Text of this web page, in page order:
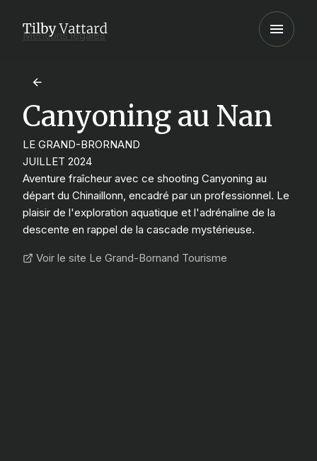
Mentions légales
Canyoning au Nan
LE GRAND-BRORNAND
JUILLET 2024
Aventure fraîcheur avec ce shooting Canyoning au
départ du Chinaillonn, encadré par un professionnel. Le
plaisir de l'exploration aquatique et l'adrénaline de la
descente en rappel de la cascade mystérieuse.
Voir le site Le Grand-Bornand Tourisme